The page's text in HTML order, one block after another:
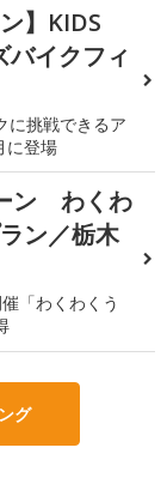
】KIDS
バイクフィ
に挑戦できるア
に登場
ン わくわ
ン／栃木
「わくわくう
グ